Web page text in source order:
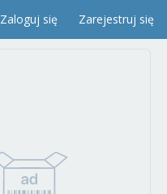
Zaloguj się Zarejestruj się